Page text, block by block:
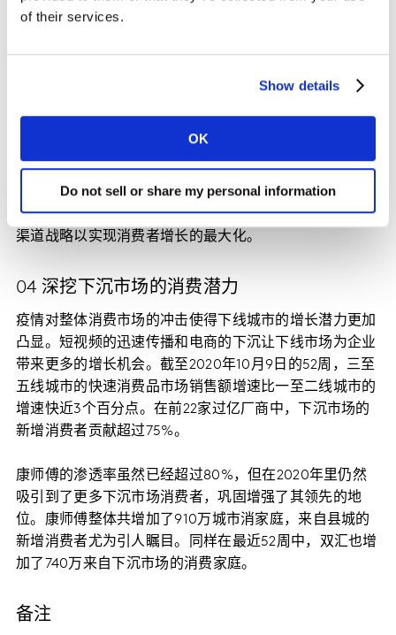
of their services.
Show details
OK
Do not sell or share my personal information
下渠道也吸引了890万新消费家庭，去重后共计增加了
为了能触达更多消费者，伊利、宝洁和蒙牛等市场领导企
业都积极加大在电商平台的投资，扩大消费者规模。在享
受电商平台的增长红利的同时，厂商更需要建立有效的全
渠道战略以实现消费者增长的最大化。
04 深挖下沉市场的消费潜力
疫情对整体消费市场的冲击使得下线城市的增长潜力更加
凸显。短视频的迅速传播和电商的下沉让下线市场为企业
带来更多的增长机会。截至2020年10月9日的52周，三至
五线城市的快速消费品市场销售额增速比一至二线城市的
增速快近3个百分点。在前22家过亿厂商中，下沉市场的
新增消费者贡献超过75%。
康师傅的渗透率虽然已经超过80%，但在2020年里仍然
吸引到了更多下沉市场消费者，巩固增强了其领先的地
位。康师傅整体共增加了910万城市消家庭，来自县城的
新增消费者尤为引人瞩目。同样在最近52周中，双汇也增
加了740万来自下沉市场的消费家庭。
备注